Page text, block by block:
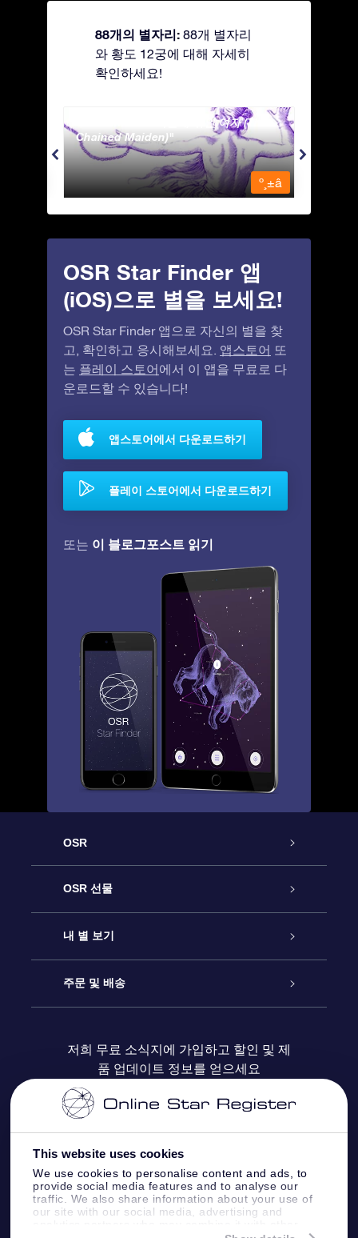
This website uses cookies
We use cookies to personalise content and ads, to
provide social media features and to analyse our
traffic. We also share information about your use of
our site with our social media, advertising and
88개의 별자리: 88개 별자리
와 황도 12궁에 대해 자세히
확인하세요!
Andromeda - 사슬에 묶인 여자 (The
Chained Maiden)
º¸±â
OSR Star Finder 앱
(iOS)으로 별을 보세요!
OSR Star Finder 앱으로 자신의 별을 찾
고, 확인하고 응시해보세요. 앱스토어 또
는 플레이 스토어에서 이 앱을 무료로 다
운로드할 수 있습니다!
앱스토어에서 다운로드하기
플레이 스토어에서 다운로드하기
또는 이 블로그포스트 읽기
OSR
고객 서비스
연락처
블로그
OSR 선물
온라인 별 선물
OSR 선물 팩
OSR 상품권
기업 선물
내 별 보기
Star Register
맞춤 별 페이지
One Million Stars
Fly me to the stars VR 앱
주문 및 배송
결제 정보
배송 정보
환불 정책
별자리
저희 무료 소식지에 가입하고 할인 및 제
품 업데이트 정보를 얻으세요